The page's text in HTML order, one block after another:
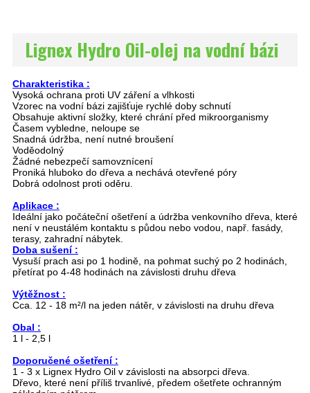
Lignex Hydro Oil-olej na vodní bázi
Charakteristika :
Vysoká ochrana proti UV záření a vlhkosti
Vzorec na vodní bázi zajišťuje rychlé doby schnutí
Obsahuje aktivní složky, které chrání před mikroorganismy
Časem vybledne, neloupe se
Snadná údržba, není nutné broušení
Voděodolný
Žádné nebezpečí samovznícení
Proniká hluboko do dřeva a nechává otevřené póry
Dobrá odolnost proti oděru.
Aplikace :
Ideální jako počáteční ošetření a údržba venkovního dřeva, které
není v neustálém kontaktu s půdou nebo vodou, např. fasády,
terasy, zahradní nábytek.
Doba sušení :
Vysuší prach asi po 1 hodině, na pohmat suchý po 2 hodinách,
přetírat po 4-48 hodinách na závislosti druhu dřeva
Výtěžnost :
Cca. 12 - 18 m²/l na jeden nátěr, v závislosti na druhu dřeva
Obal :
1 l - 2,5 l
Doporučené ošetření :
1 - 3 x Lignex Hydro Oil v závislosti na absorpci dřeva.
Dřevo, které není příliš trvanlivé, předem ošetřete ochranným